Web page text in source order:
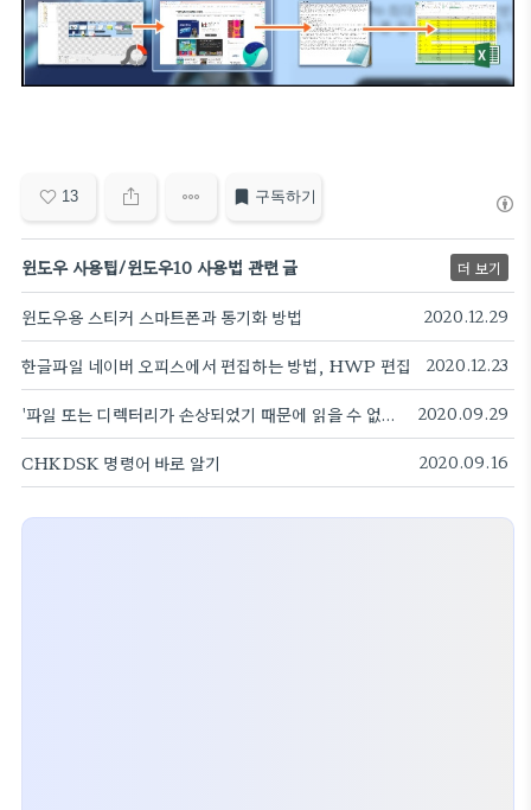
13 구독하기
윈도우 사용팁/윈도우10 사용법 관련 글 더 보기
윈도우용 스티커 스마트폰과 동기화 방법 2020.12.29
한글파일 네이버 오피스에서 편집하는 방법, HWP 편집 2020.12.23
'파일 또는 디렉터리가 손상되었기 때문에 읽을 수 없습니다.'오류 해결 방법은? 2020.09.29
CHKDSK 명령어 바로 알기 2020.09.16